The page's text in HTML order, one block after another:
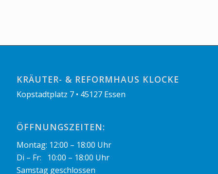
KRÄUTER- & REFORMHAUS KLOCKE
Kopstadtplatz 7 • 45127 Essen
ÖFFNUNGSZEITEN:
Montag: 12:00 – 18:00 Uhr
Di – Fr: 10:00 – 18:00 Uhr
Samstag geschlossen